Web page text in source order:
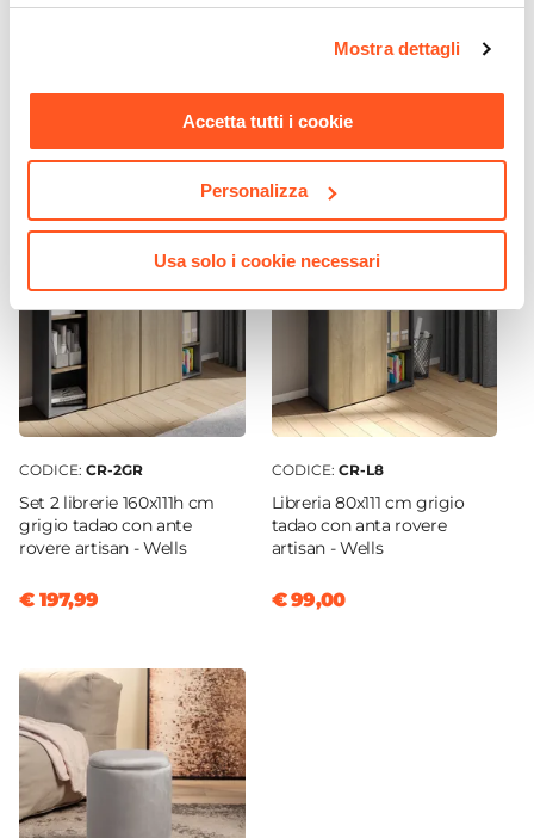
momento. Per maggiori informazioni si invita a leggere la
Mostra dettagli
Accetta tutti i cookie
Personalizza
Usa solo i cookie necessari
Materiale Seduta
Tessuto
Materiale Imbottitura
Altezza Braccioli Massima
72,5 cm
Altezza Braccioli Minima
63 cm
Altezza Seduta Massima
56 cm
Altezza Seduta Minima
46 cm
128 cm
118 cm
Portata Massima
100 Kg
Braccioli
Si
Ruote
Wells
su ruote - Artik
CODICE: CR-2GR
Set 2 librerie 160x111h cm
grigio tadao con ante
rovere artisan - Wells
€ 197,99
CODICE: CR-L8
Libreria 80x111 cm grigio
tadao con anta rovere
artisan - Wells
€ 99,00